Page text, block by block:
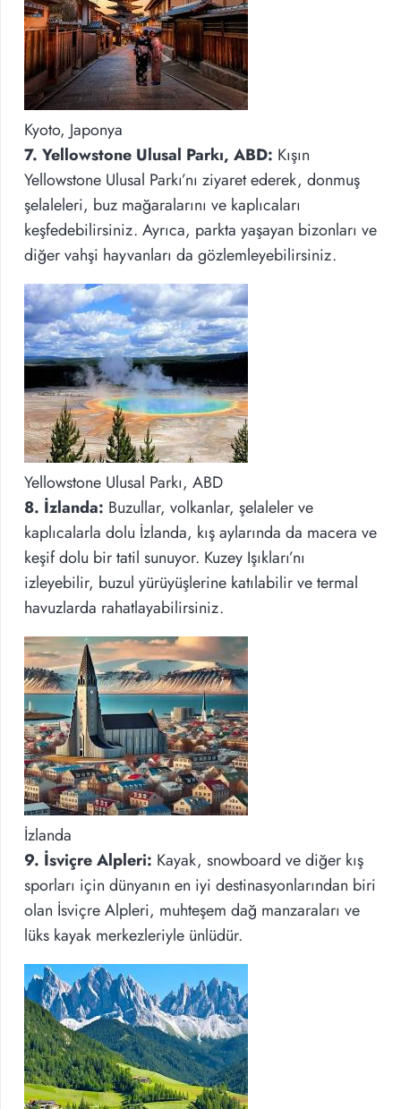
Kyoto, Japonya
7. Yellowstone Ulusal Parkı, ABD: Kışın
Yellowstone Ulusal Parkı’nı ziyaret ederek, donmuş
şelaleleri, buz mağaralarını ve kaplıcaları
keşfedebilirsiniz. Ayrıca, parkta yaşayan bizonları ve
diğer vahşi hayvanları da gözlemleyebilirsiniz.
Yellowstone Ulusal Parkı, ABD
8. İzlanda: Buzullar, volkanlar, şelaleler ve
kaplıcalarla dolu İzlanda, kış aylarında da macera ve
keşif dolu bir tatil sunuyor. Kuzey Işıkları’nı
izleyebilir, buzul yürüyüşlerine katılabilir ve termal
havuzlarda rahatlayabilirsiniz.
İzlanda
9. İsviçre Alpleri: Kayak, snowboard ve diğer kış
sporları için dünyanın en iyi destinasyonlarından biri
olan İsviçre Alpleri, muhteşem dağ manzaraları ve
lüks kayak merkezleriyle ünlüdür.